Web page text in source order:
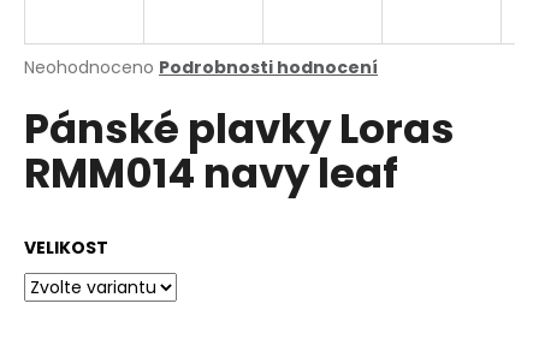
Průměrné
produktu
je
0,0
Neohodnoceno Podrobnosti hodnocení
Pánské plavky Loras
RMM014 navy leaf
VELIKOST
j
t
?